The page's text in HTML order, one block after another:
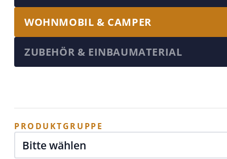
WOHNMOBIL & CAMPER
ZUBEHÖR & EINBAUMATERIAL
PRODUKTGRUPPE